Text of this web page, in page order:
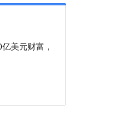
美元财富，